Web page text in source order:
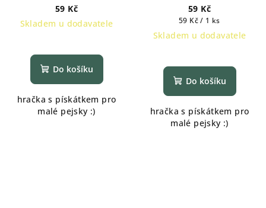
59 Kč
Skladem u dodavatele
Do košíku
hračka s pískátkem pro
malé pejsky :)
59 Kč
Měrná
cena:
59 Kč / 1 ks
Skladem u dodavatele
Do košíku
hračka s pískátkem pro
malé pejsky :)